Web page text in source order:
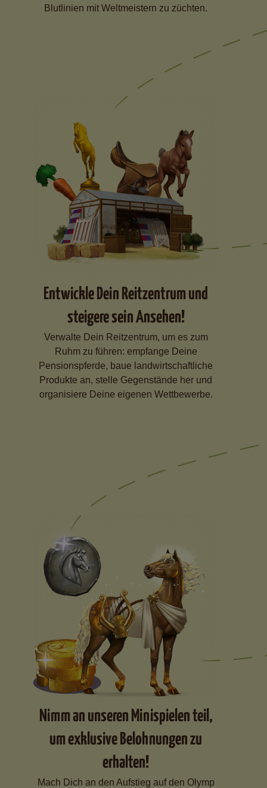
Blutlinien mit Weltmeistern zu züchten.
Entwickle Dein Reitzentrum und
steigere sein Ansehen!
Verwalte Dein Reitzentrum, um es zum
Ruhm zu führen: empfange Deine
Pensionspferde, baue landwirtschaftliche
Produkte an, stelle Gegenstände her und
organisiere Deine eigenen Wettbewerbe.
Nimm an unseren Minispielen teil,
um exklusive Belohnungen zu
erhalten!
Mach Dich an den Aufstieg auf den Olymp